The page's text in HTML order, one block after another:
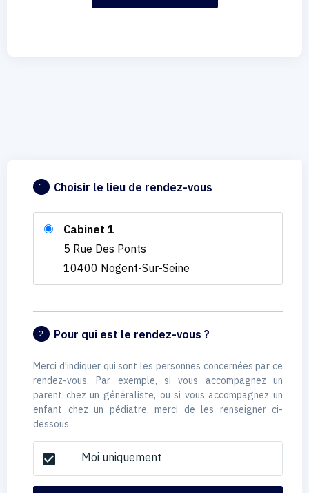
1 Choisir le lieu de rendez-vous
Cabinet 1
5 Rue Des Ponts
10400 Nogent-Sur-Seine
2 Pour qui est le rendez-vous ?
Merci d'indiquer qui sont les personnes concernées par ce
rendez-vous. Par exemple, si vous accompagnez un
parent chez un généraliste, ou si vous accompagnez un
enfant chez un pédiatre, merci de les renseigner ci-
dessous.
check_box Moi uniquement